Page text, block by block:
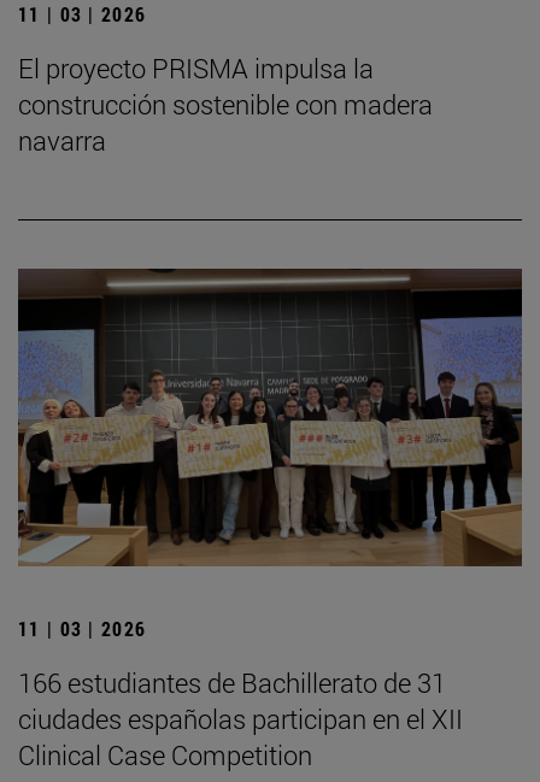
11 | 03 | 2026
El proyecto PRISMA impulsa la
construcción sostenible con madera
navarra
11 | 03 | 2026
166 estudiantes de Bachillerato de 31
ciudades españolas participan en el XII
Clinical Case Competition